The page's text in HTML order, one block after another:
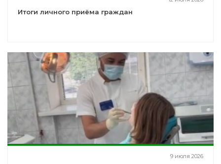
Итоги личного приёма граждан
9 июля 2026